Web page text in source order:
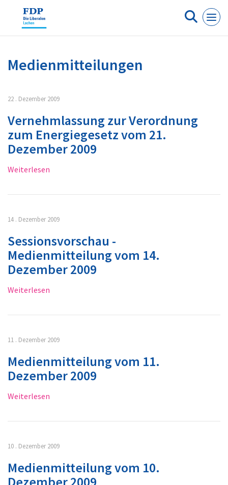
Medienmitteilungen
22 . Dezember 2009
Vernehmlassung zur Verordnung
zum Energiegesetz vom 21.
Dezember 2009
Weiterlesen
14 . Dezember 2009
Sessionsvorschau -
Medienmitteilung vom 14.
Dezember 2009
Weiterlesen
11 . Dezember 2009
Medienmitteilung vom 11.
Dezember 2009
Weiterlesen
10 . Dezember 2009
Medienmitteilung vom 10.
Cookie-Einstellungen